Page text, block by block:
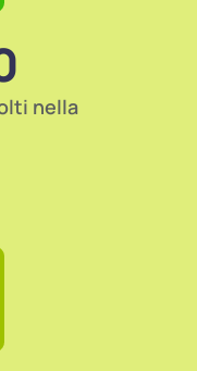
nella